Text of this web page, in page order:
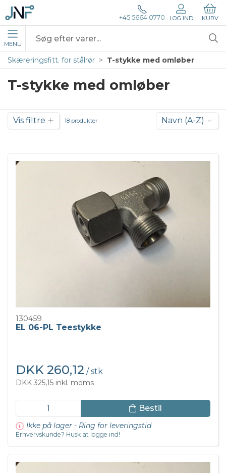
+45 5664 0770 LOG IND KURV
MENU
Skæreringsfitt. for stålrør T-stykke med omløber
T-stykke med omløber
Vis filtre 18 produkter Navn (A-Z)
130459
EL 06-PL Teestykke
DKK 260,12 / stk
DKK 325,15 inkl. moms
Bestil
Ikke på lager - Ring for leveringstid
Erhvervskunde? Husk at logge ind!